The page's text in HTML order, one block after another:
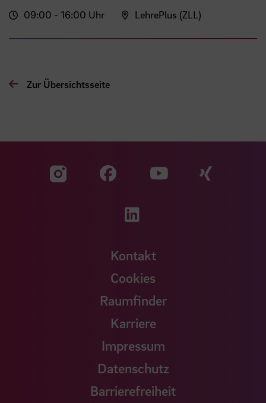
09:00 - 16:00 Uhr LehrePlus (ZLL)
Zur Übersichtsseite
Zu unserer Facebook
Zu
Zu unserer
Kontakt
Cookies
Raumfinder
Karriere
Impressum
Datenschutz
Barrierefreiheit